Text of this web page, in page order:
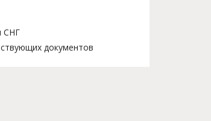
СНГ
документов